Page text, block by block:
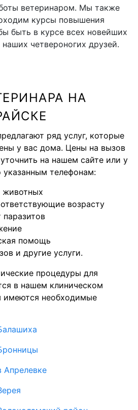
ветеринаром. Мы также
курсы повышения
быть в курсе всех новейших
четвероногих друзей.
НА
ряд услуг, которые
у вас дома. Цены на вызов
на нашем сайте или у
телефонам:
животных
возрасту
паразитов
помощь
и другие услуги.
процедуры для
в нашем клиническом
имеются необходимые
Апрелевке